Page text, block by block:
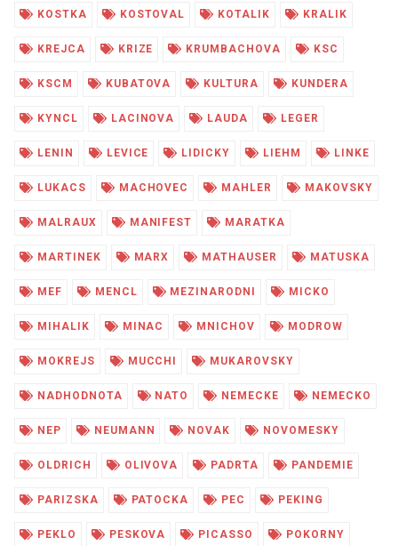
KOSTKA KOSTOVAL KOTALIK KRALIK
KREJCA KRIZE KRUMBACHOVA KSC
KSCM KUBATOVA KULTURA KUNDERA
KYNCL LACINOVA LAUDA LEGER
LENIN LEVICE LIDICKY LIEHM LINKE
LUKACS MACHOVEC MAHLER MAKOVSKY
MALRAUX MANIFEST MARATKA
MARTINEK MARX MATHAUSER MATUSKA
MEF MENCL MEZINARODNI MICKO
MIHALIK MINAC MNICHOV MODROW
MOKREJS MUCCHI MUKAROVSKY
NADHODNOTA NATO NEMECKE NEMECKO
NEP NEUMANN NOVAK NOVOMESKY
OLDRICH OLIVOVA PADRTA PANDEMIE
PARIZSKA PATOCKA PEC PEKING
PEKLO PESKOVA PICASSO POKORNY